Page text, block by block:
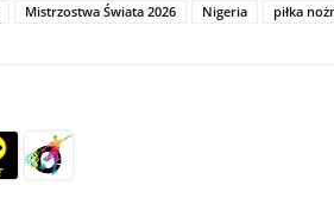
Mistrzostwa Świata 2026 Nigeria piłka